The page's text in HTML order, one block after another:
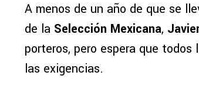
A menos de un año de que se
de la Selección Mexicana,
porteros, pero espera que
las exigencias.